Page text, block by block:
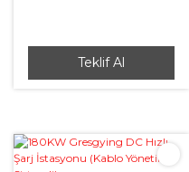
Teklif Al